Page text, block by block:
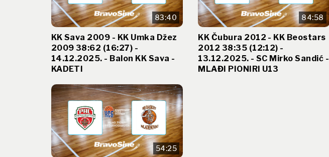
83:40
KK Sava 2009 - KK Umka Džez
2009 38:62 (16:27) -
14.12.2025. - Balon KK Sava -
KADETI
84:58
KK Čubura 2012 - KK Beostars
2012 38:35 (12:12) -
13.12.2025. - SC Mirko Sandić -
MLAĐI PIONIRI U13
54:25